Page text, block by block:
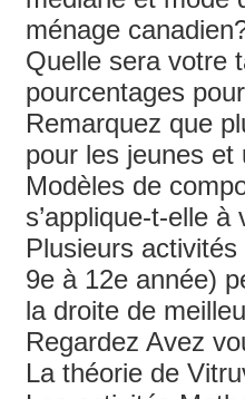
ménage
Quelle sera votre
pourcentages
Remarquez que
pour les jeunes et
Modèles de
s’applique-t-elle
Plusieurs
9e à 12e année)
la droite de
Regardez Avez
La théorie de